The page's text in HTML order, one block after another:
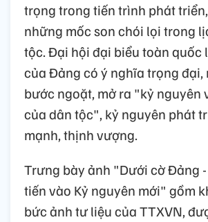
trọng trong tiến trình phát
những mốc son chói lọi trong
tộc. Đại hội đại biểu toàn quốc
của Đảng có ý nghĩa trọng đại,
bước ngoặt, mở ra "kỷ nguyên
của dân tộc", kỷ nguyên phát
mạnh, thịnh vượng.
Trưng bày ảnh "Dưới cờ Đảng
tiến vào Kỷ nguyên mới" gồm
bức ảnh tư liệu của TTXVN,